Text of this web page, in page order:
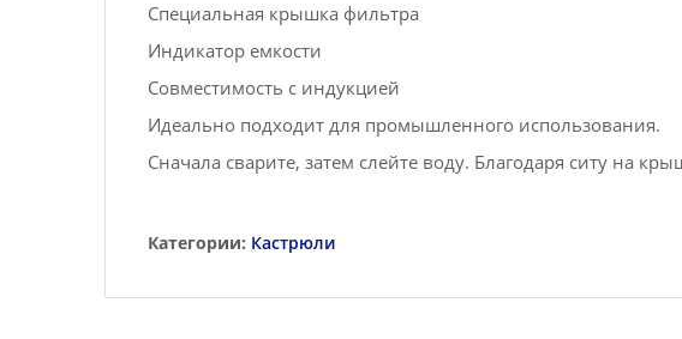
Специальная крышка фильтра
Индикатор емкости
Совместимость с индукцией
Идеально подходит для промышленного использования.
Сначала сварите, затем слейте воду. Благодаря ситу на
Категории: Кастрюли